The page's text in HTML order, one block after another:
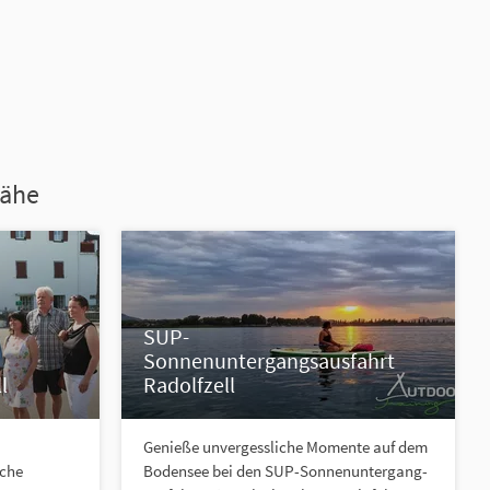
SUP-
Sonnenuntergangsausfahrt
Radolfzell
Genieße unvergessliche Momente auf dem
Bodensee bei den SUP-Sonnenuntergang-